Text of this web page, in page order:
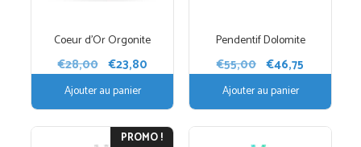
Coeur d’Or Orgonite
€28,00 Le
initial
était :
€28,00.
€23,80Le
actuel
est :
€23,80.
Ajouter au panier
Pendentif Dolomite
€55,00 Le
initial
était :
€46,75
actuel
est :
€46,75.
Ajouter au panier
PROMO !